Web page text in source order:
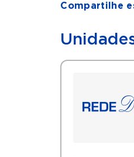
Compartilhe